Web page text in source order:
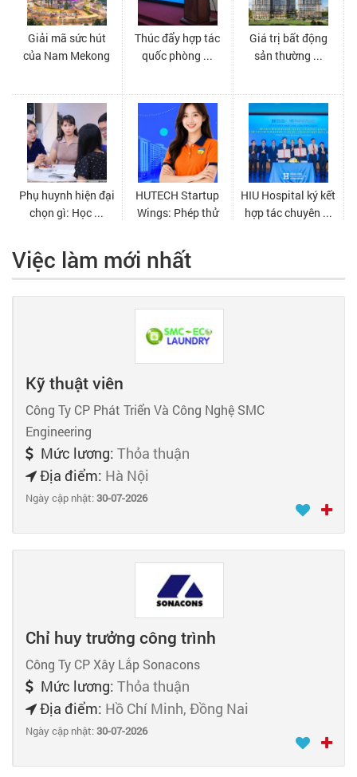
Việc làm mới nhất
Kỹ thuật viên
Công Ty CP Phát Triển Và Công Nghệ SMC
Engineering
Mức lương: Thỏa thuận
Địa điểm: Hà Nội
Ngày cập nhật:30-07-2026
Chỉ huy trưởng công trình
Công Ty CP Xây Lắp Sonacons
Mức lương: Thỏa thuận
Địa điểm: Hồ Chí Minh, Đồng Nai
Ngày cập nhật:30-07-2026